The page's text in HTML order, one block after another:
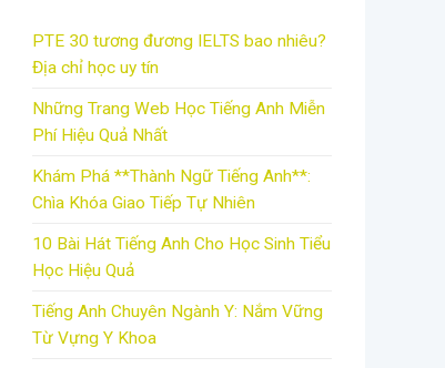
PTE 30 tương đương IELTS bao nhiêu?
Địa chỉ học uy tín
Những Trang Web Học Tiếng Anh Miễn
Phí Hiệu Quả Nhất
Khám Phá **Thành Ngữ Tiếng Anh**:
Chìa Khóa Giao Tiếp Tự Nhiên
10 Bài Hát Tiếng Anh Cho Học Sinh Tiểu
Học Hiệu Quả
Tiếng Anh Chuyên Ngành Y: Nắm Vững
Từ Vựng Y Khoa